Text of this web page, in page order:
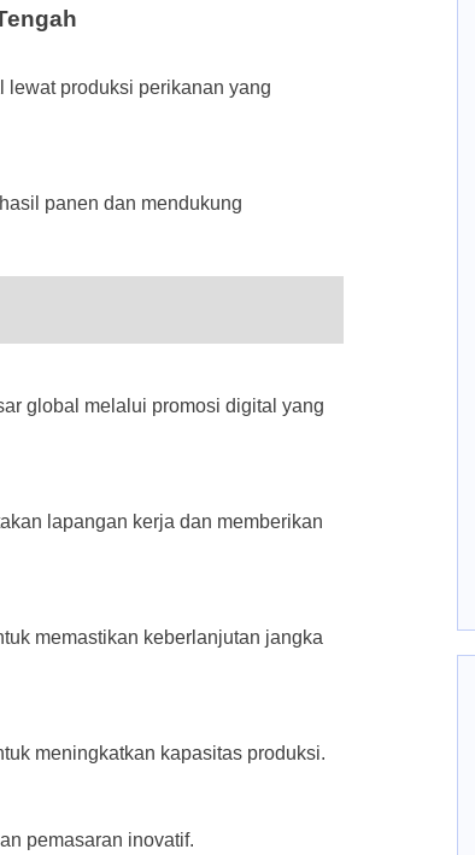
lewat produksi perikanan yang
panen dan mendukung
global melalui promosi digital yang
lapangan kerja dan memberikan
memastikan keberlanjutan jangka
meningkatkan kapasitas produksi.
pemasaran inovatif.